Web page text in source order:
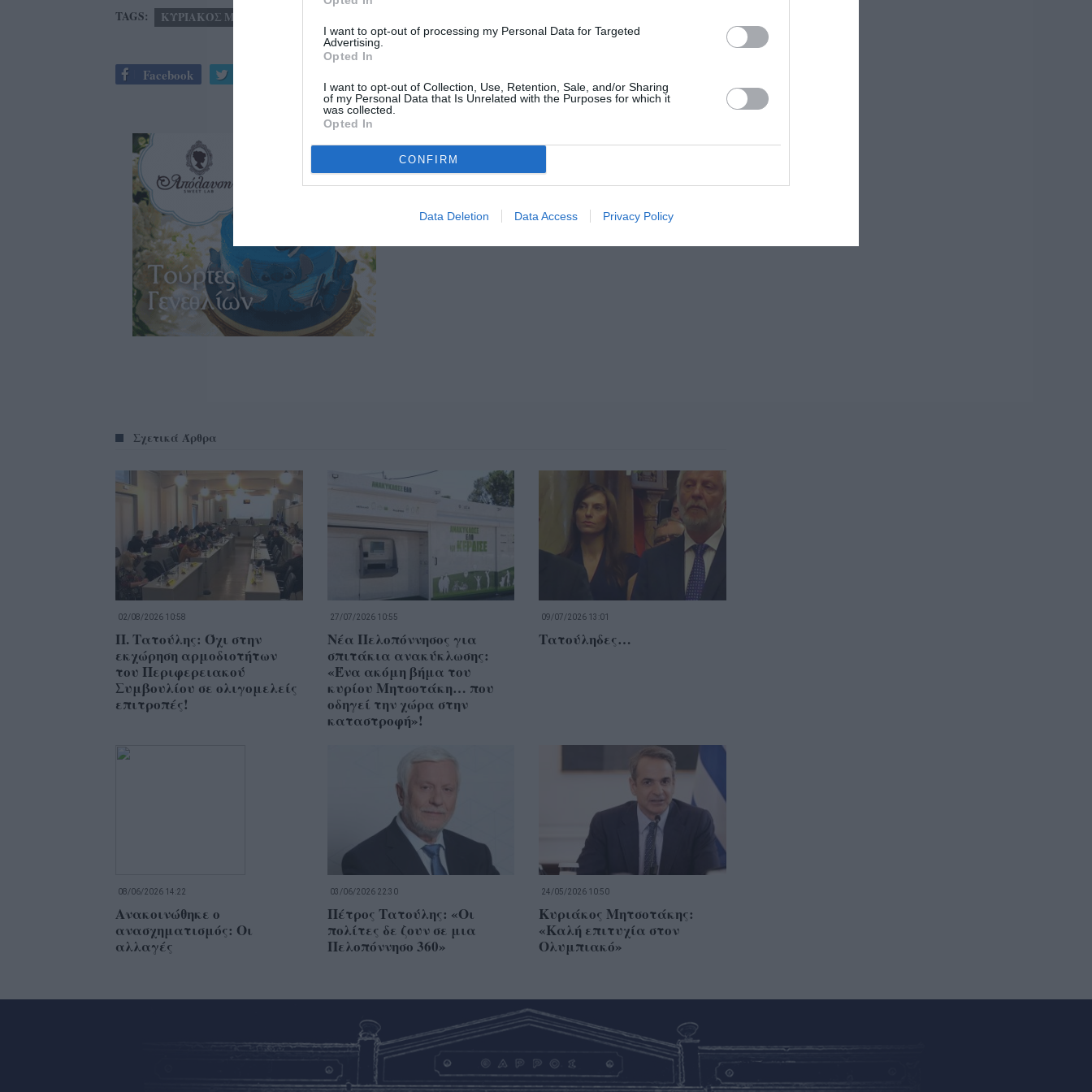
I want to opt-out of processing my Personal Data for Targeted
Advertising.
Opted In
I want to opt-out of Collection, Use, Retention, Sale, and/or Sharing
of my Personal Data that Is Unrelated with the Purposes for which it
was collected.
Opted In
CONFIRM
Data Deletion Data Access Privacy Policy
TAGS: ΚΥΡΙΑΚΟΣ ΜΗΤΣΟΤΑΚΗΣ
Facebook
Σχετικά Άρθρα
02/08/2026 10:58
Π. Τατούλης: Όχι στην
εκχώρηση αρμοδιοτήτων
του Περιφερειακού
Συμβουλίου σε ολιγομελείς
επιτροπές!
27/07/2026 10:55
Νέα Πελοπόννησος για
σπιτάκια ανακύκλωσης:
«Ένα ακόμη βήμα του
κυρίου Μητσοτάκη… που
οδηγεί την χώρα στην
καταστροφή»!
09/07/2026 13:01
Τατούληδες…
08/06/2026 14:22
Ανακοινώθηκε ο
ανασχηματισμός: Οι
αλλαγές
03/06/2026 22:30
Πέτρος Τατούλης: «Οι
πολίτες δε ζουν σε μια
Πελοπόννησο 360»
24/05/2026 10:50
Κυριάκος Μητσοτάκης:
«Καλή επιτυχία στον
Ολυμπιακό»